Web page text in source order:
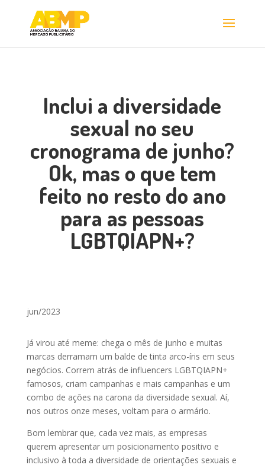
Inclui a diversidade
sexual no seu
cronograma de junho?
Ok, mas o que tem
feito no resto do ano
para as pessoas
LGBTQIAPN+?
jun/2023
Já virou até meme: chega o mês de junho e muitas
marcas derramam um balde de tinta arco-íris em seus
negócios. Correm atrás de influencers LGBTQIAPN+
famosos, criam campanhas e mais campanhas e um
combo de ações na carona da diversidade sexual. Aí,
nos outros onze meses, voltam para o armário.
Bom lembrar que, cada vez mais, as empresas
querem apresentar um posicionamento positivo e
inclusivo à toda a diversidade de orientações sexuais e